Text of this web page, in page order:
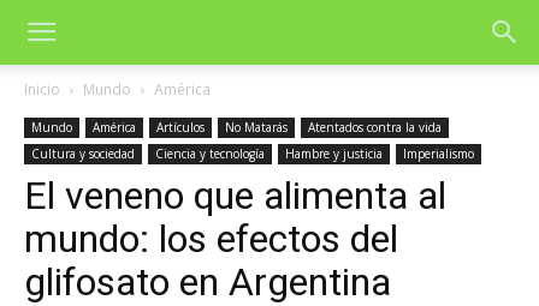
Inicio Mundo América
Mundo América Artículos No Matarás
Atentados contra la vida
Cultura y sociedad
Ciencia y tecnología Hambre y justicia Imperialismo
El veneno que alimenta al
mundo: los efectos del
glifosato en Argentina